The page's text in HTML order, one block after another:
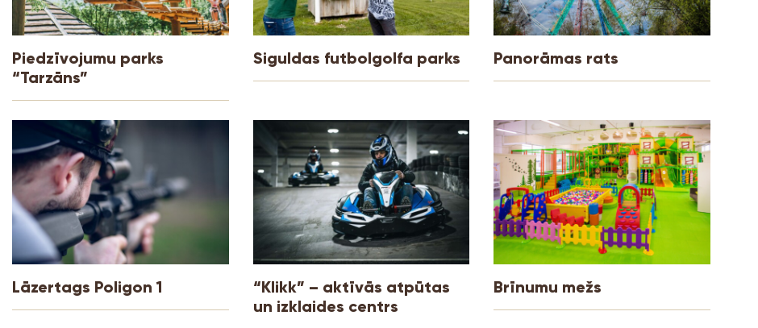
Piedzīvojumu parks
“Tarzāns”
Siguldas futbolgolfa parks Panorāmas rats
Lāzertags Poligon 1
“Klikk” – aktīvās atpūtas
un izklaides centrs
Brīnumu mežs